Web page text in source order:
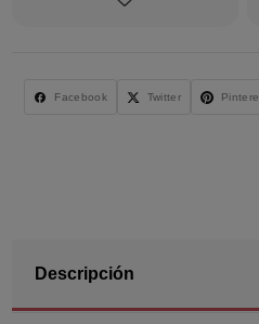
Facebook Twitter
Descripción